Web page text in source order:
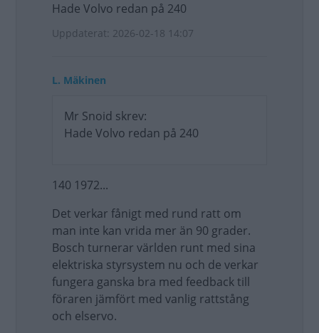
Hade Volvo redan på 240
Uppdaterat: 2026-02-18 14:07
L. Mäkinen
Mr Snoid skrev:
Hade Volvo redan på 240
140 1972...
Det verkar fånigt med rund ratt om
man inte kan vrida mer än 90 grader.
Bosch turnerar världen runt med sina
elektriska styrsystem nu och de verkar
fungera ganska bra med feedback till
föraren jämfört med vanlig rattstång
och elservo.